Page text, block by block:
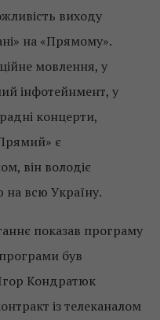
виходу
на «Прямому».
мовлення, у
інфотейнмент, у
концерти,
є
він володіє
на всю Україну.
показав програму
був
Кондратюк
із телеканалом